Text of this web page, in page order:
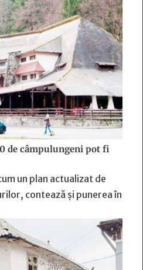
de câmpulungeni pot fi
un plan actualizat de
contează și punerea în